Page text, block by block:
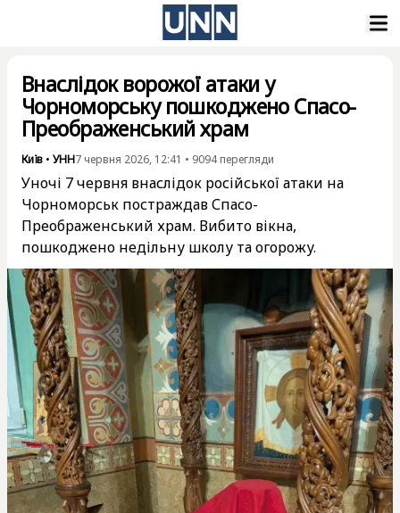
Внаслідок ворожої атаки у
Чорноморську пошкоджено Спасо-
Преображенський храм
Київ • УНН7 червня 2026, 12:41 • 9094 перегляди
Уночі 7 червня внаслідок російської атаки на
Чорноморськ постраждав Спасо-
Преображенський храм. Вибито вікна,
пошкоджено недільну школу та огорожу.